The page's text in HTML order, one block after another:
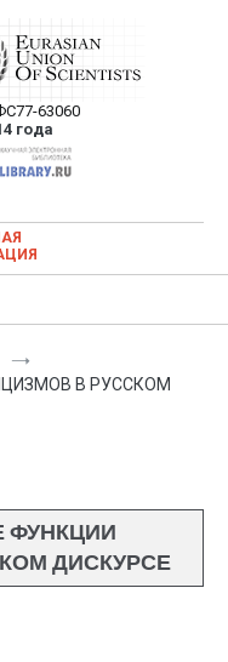
Ученых —
статей в
журнале
63060
года
научных статей в
журнале
В РУССКОМ
ФУНКЦИИ
ДИСКУРСЕ